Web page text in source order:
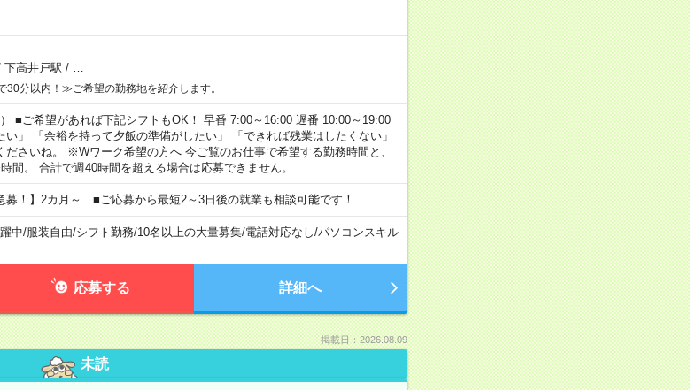
下高井戸駅 /
分以内！≫ご希望の勤務地を紹介します。
■ご希望があれば下記シフトもOK！ 早番 7:00～16:00 遅番 10:00～19:00
い」 「余裕を持って夕飯の準備がしたい」 「できれば残業はしたくない」
ださいね。 ※Wワーク希望の方へ 今ご覧のお仕事で希望する勤務時間と、
間。 合計で週40時間を超える場合は応募できません。
募！】2カ月～ ■ご応募から最短2～3日後の就業も相談可能です！
中/服装自由/シフト勤務/10名以上の大量募集/電話対応なし/パソコンスキル
応募する 詳細へ
掲載日：2026.08.09
未読